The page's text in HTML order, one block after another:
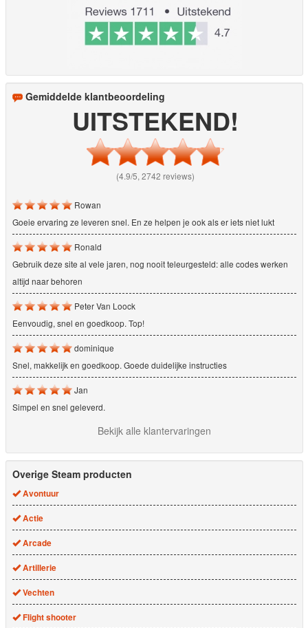
Gemiddelde klantbeoordeling
UITSTEKEND!
(4.9/5, 2742 reviews)
Rowan
Goeie ervaring ze leveren snel. En ze helpen je ook als er iets niet lukt
Ronald
Gebruik deze site al vele jaren, nog nooit teleurgesteld: alle codes werken
altijd naar behoren
Peter Van Loock
Eenvoudig, snel en goedkoop. Top!
dominique
Snel, makkelijk en goedkoop. Goede duidelijke instructies
Jan
Simpel en snel geleverd.
Bekijk alle klantervaringen
Overige Steam producten
Avontuur
Actie
Arcade
Artillerie
Vechten
Flight shooter